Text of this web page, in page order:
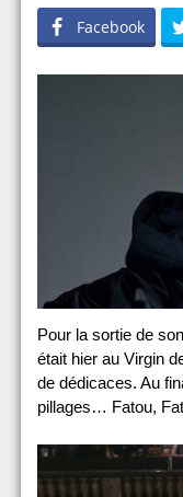
Facebook
Pour la sortie de
était hier au Virgin
de dédicaces. Au
pillages… Fatou,